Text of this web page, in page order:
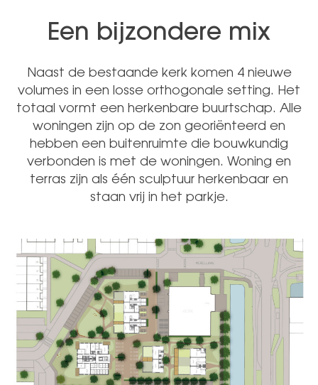
Een bijzondere mix
Naast de bestaande kerk komen 4 nieuwe
volumes in een losse orthogonale setting. Het
totaal vormt een herkenbare buurtschap. Alle
woningen zijn op de zon georiënteerd en
hebben een buitenruimte die bouwkundig
verbonden is met de woningen. Woning en
terras zijn als één sculptuur herkenbaar en
staan vrij in het parkje.